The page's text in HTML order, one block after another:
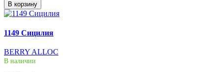
В корзину
1149 Сицилия
BERRY ALLOC
В наличии